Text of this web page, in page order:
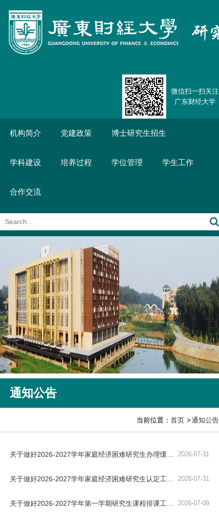
微信扫一扫关注
广东财经大学
机构简介 党建政策 博士研究生招生
学科建设 培养过程 学位管理 学生工作
合作交流
通知公告
当前位置： 首页 通知公告
2026-07-31
2026-07-31
2026-07-09